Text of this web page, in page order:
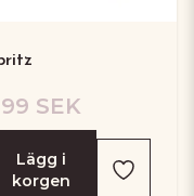
SEK
Lägg i
korgen